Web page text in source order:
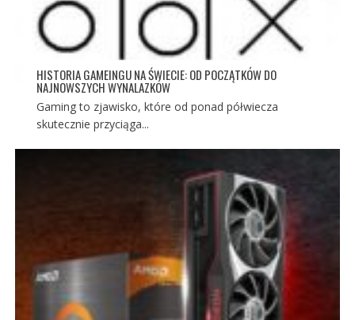
HISTORIA GAMEINGU NA ŚWIECIE: OD POCZĄTKÓW DO
NAJNOWSZYCH WYNALAZKÓW
Gaming to zjawisko, które od ponad półwiecza
skutecznie przyciąga...